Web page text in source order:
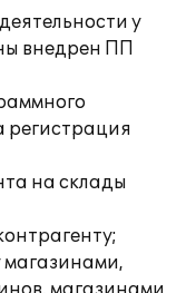
у
внедрен ПП
регистрация
на склады